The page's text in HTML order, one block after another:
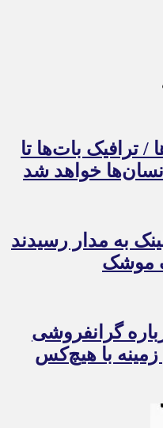
/ ترافیک بات‌ها تا
به مدار رسیدند
گرانفروشی
زمینه با هیچ‌کس